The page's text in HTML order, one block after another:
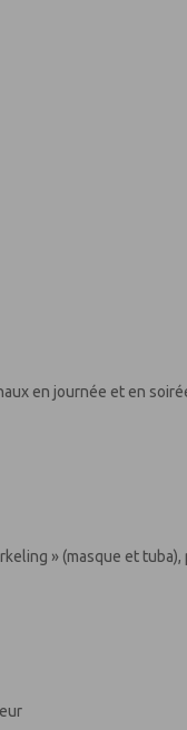
en journée et en
» (masque et